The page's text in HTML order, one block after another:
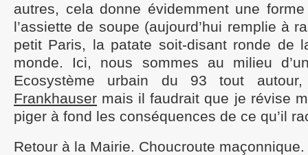
autres, cela donne évidemment une
l’assiette de soupe (aujourd’hui remplie à
petit Paris, la patate soit-disant ronde de
monde. Ici, nous sommes au milieu
Ecosystème urbain du 93 tout
Frankhauser mais il faudrait que je révise
piger à fond les conséquences de ce qu’il
Retour à la Mairie. Choucroute maçonnique.